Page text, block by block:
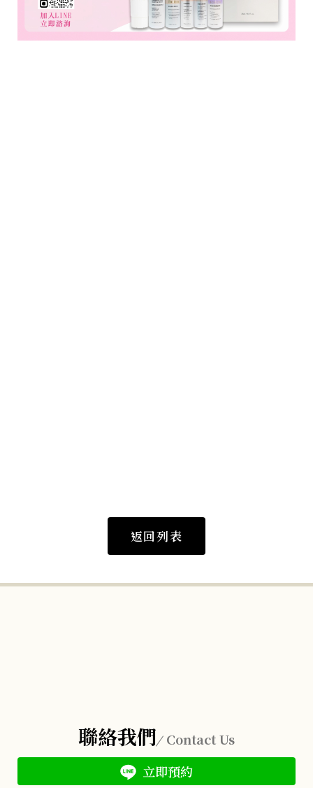
返回列表
聯絡我們
Contact Us
立即預約